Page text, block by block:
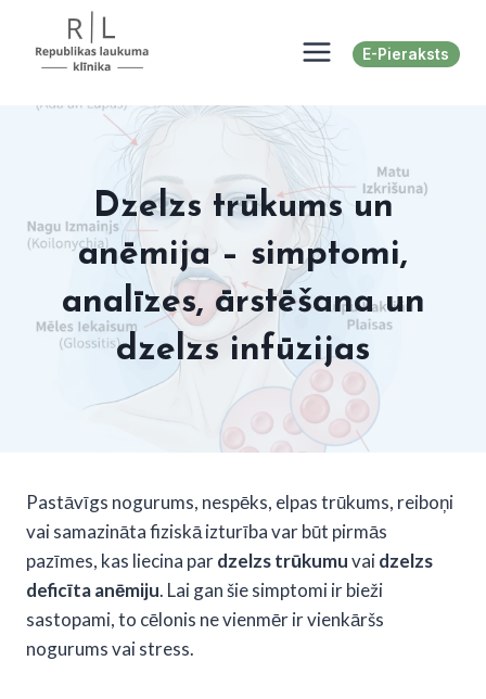
content
E-Pieraksts
Dzelzs trūkums un
anēmija – simptomi,
analīzes, ārstēšana un
dzelzs infūzijas
Pastāvīgs nogurums, nespēks, elpas trūkums, reiboņi
vai samazināta fiziskā izturība var būt pirmās
pazīmes, kas liecina pardzelzs trūkumuvaidzelzs
deficīta anēmiju. Lai gan šie simptomi ir bieži
sastopami, to cēlonis ne vienmēr ir vienkāršs
nogurums vai stress.